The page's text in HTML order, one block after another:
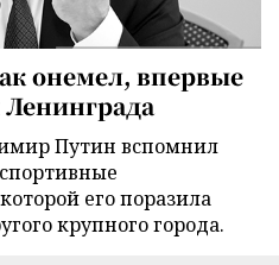
онемел, впервые
Путин вспомнил
его поразила
крупного города.